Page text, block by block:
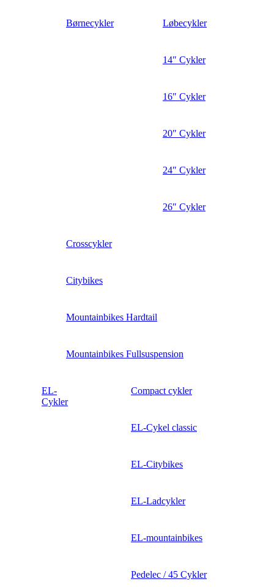
Børnecykler Løbecykler
14″ Cykler
16″ Cykler
20″ Cykler
24″ Cykler
26″ Cykler
Crosscykler
Citybikes
Mountainbikes Hardtail
Mountainbikes Fullsuspension
EL-
Cykler
Compact cykler
EL-Cykel classic
EL-Citybikes
EL-Ladcykler
EL-mountainbikes
Pedelec / 45 Cykler